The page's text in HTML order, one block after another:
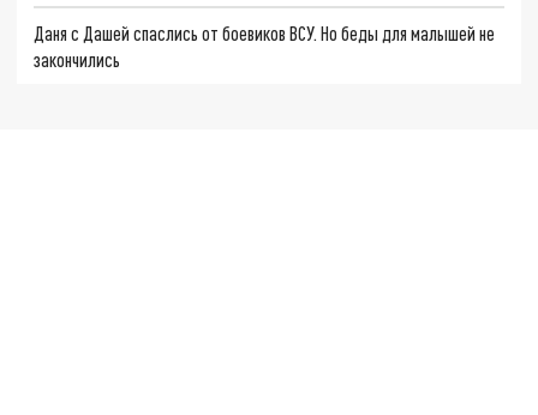
Даня с Дашей спаслись от боевиков ВСУ. Но беды для малышей не
закончились